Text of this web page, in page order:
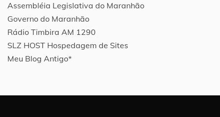
Assembléia Legislativa do Maranhão
Governo do Maranhão
Rádio Timbira AM 1290
SLZ HOST Hospedagem de Sites
Meu Blog Antigo*